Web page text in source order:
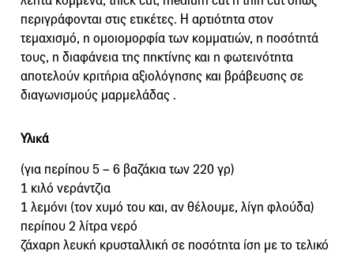
περιγράφονται στις ετικέτες. Η αρτιότητα στον
τεμαχισμό, η ομοιομορφία των κομματιών, η ποσότητά
τους, η διαφάνεια της πηκτίνης και η φωτεινότητα
αποτελούν κριτήρια αξιολόγησης και βράβευσης σε
διαγωνισμούς μαρμελάδας .
Υλικά
(για περίπου 5 – 6 βαζάκια των 220 γρ)
1 κιλό νεράντζια
1 λεμόνι (τον χυμό του και, αν θέλουμε, λίγη φλούδα)
περίπου 2 λίτρα νερό
ζάχαρη λευκή κρυσταλλική σε ποσότητα ίση με το τελικό